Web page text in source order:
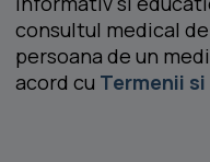
consultul medical
persoana de un
acord cu Termenii